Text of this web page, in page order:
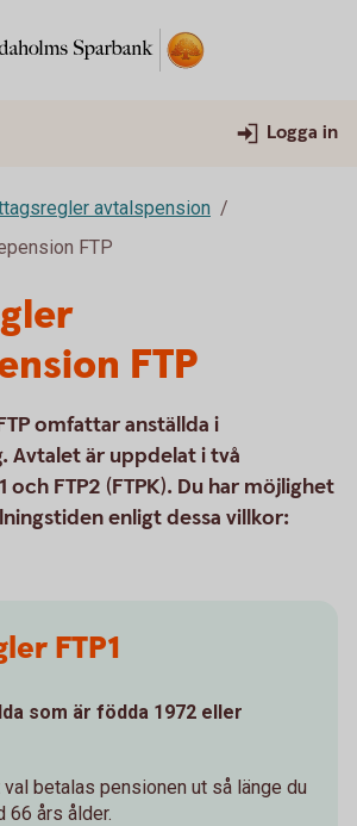
Logga in
avtalspension
FTP
FTP
omfattar anställda i
Avtalet är uppdelat i två
och FTP2 (FTPK). Du har möjlighet
enligt dessa villkor:
FTP1
som är födda 1972 eller
val betalas pensionen ut så länge du
66 års ålder.